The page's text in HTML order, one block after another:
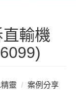
輸機
靈 案例分享